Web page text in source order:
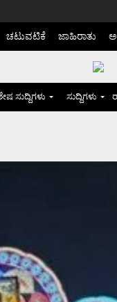
ಚಟುವಟಿಕೆ ಜಾಹಿರಾತು
ಸುದ್ದಿಗಳು ಸುದ್ದಿಗಳು